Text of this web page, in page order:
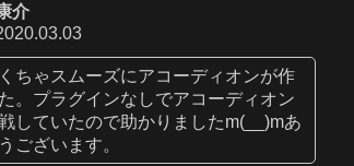
介
ちゃスムーズにアコーディオンが作
。プラグインなしでアコーディオン
していたので助かりましたm(__)mあ
ございます。